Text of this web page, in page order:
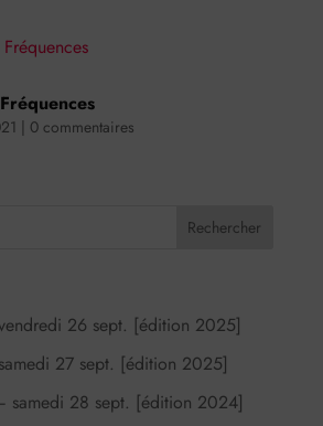
| 0 commentaires
26 sept. [édition 2025]
27 sept. [édition 2025]
samedi 28 sept. [édition 2024]